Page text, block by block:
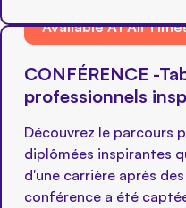
Available At All
CONFÉRENCE -
professionnels
Découvrez le parcours
diplômées inspirantes
d'une carrière après
conférence a été